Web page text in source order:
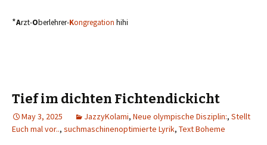
*Arzt-Oberlehrer-Kongregation hihi
Tief im dichten Fichtendickicht
May 3, 2025 JazzyKolami, Neue olympische Disziplin:, Stellt
Euch mal vor.., suchmaschinenoptimierte Lyrik, Text Boheme